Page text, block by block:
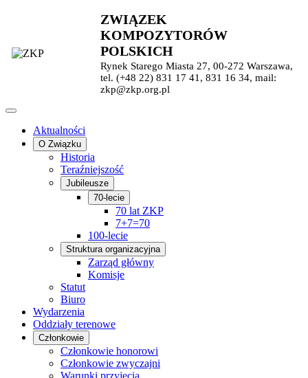
ZWIĄZEK
KOMPOZYTORÓW
POLSKICH
Rynek Starego Miasta 27, 00-272 Warszawa,
tel. (+48 22) 831 17 41, 831 16 34, mail:
zkp@zkp.org.pl
Aktualności
O Związku
Historia
Teraźniejszość
Jubileusze
70-lecie
70 lat ZKP
7+7=70
100-lecie
Struktura organizacyjna
Zarząd główny
Komisje
Statut
Biuro
Wydarzenia
Oddziały terenowe
Członkowie
Członkowie honorowi
Członkowie zwyczajni